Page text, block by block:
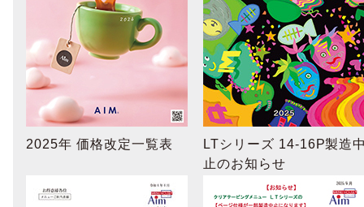
2025年 価格改定一覧表
LTシリーズ 14-16P製造
止のお知らせ